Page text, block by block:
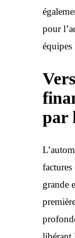
pour
équipes
par
grande